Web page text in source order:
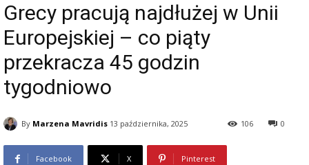
Grecy pracują najdłużej w Unii
Europejskiej – co piąty
przekracza 45 godzin
tygodniowo
By Marzena Mavridis 13 października, 2025 0
106
Facebook X Pinterest